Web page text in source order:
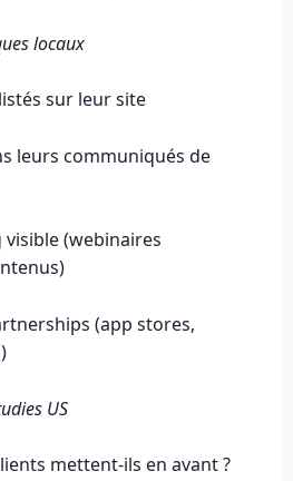
locaux
sur leur site
leurs communiqués de
(webinaires
(app stores,
US
mettent-ils en avant ?